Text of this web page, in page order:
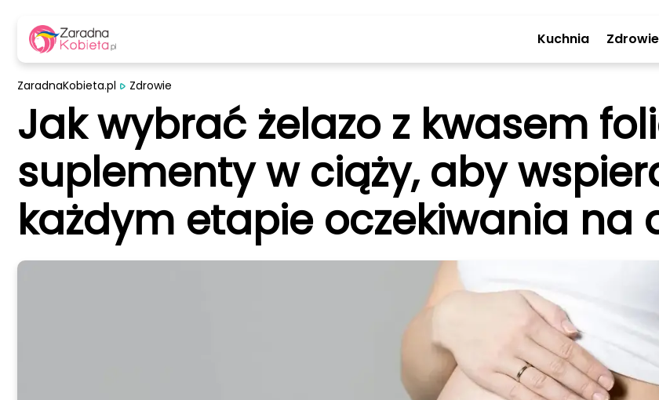
Kuchnia Zdrowie
ZaradnaKobieta.pl Zdrowie
Jak wybrać żelazo z kwasem
suplementy w ciąży, aby
każdym etapie oczekiwania na